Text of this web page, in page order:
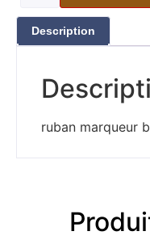
Description
ruban marqueur